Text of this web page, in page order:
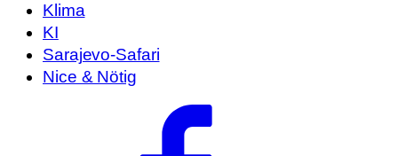
Klima
KI
Sarajevo-Safari
Nice & Nötig